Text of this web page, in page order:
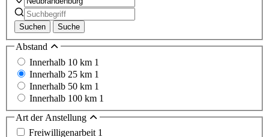
Suchen Suche
Abstand
Innerhalb 10 km 1
Innerhalb 25 km 1
Innerhalb 50 km 1
Innerhalb 100 km 1
Art der Anstellung
Freiwilligenarbeit 1